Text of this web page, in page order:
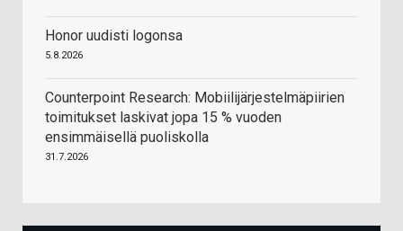
Honor uudisti logonsa
5.8.2026
Counterpoint Research: Mobiilijärjestelmäpiirien
toimitukset laskivat jopa 15 % vuoden
ensimmäisellä puoliskolla
31.7.2026